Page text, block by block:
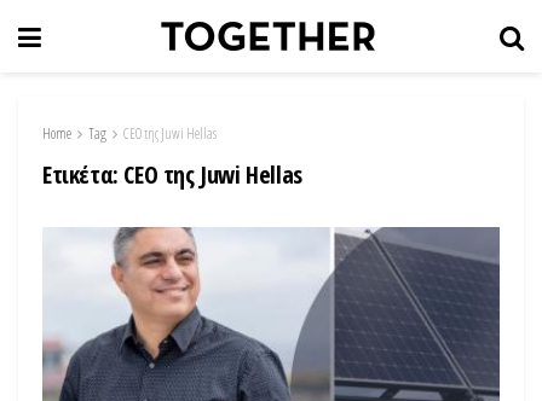
Home Tag CEO της Juwi Hellas
Ετικέτα: CEO της Juwi Hellas